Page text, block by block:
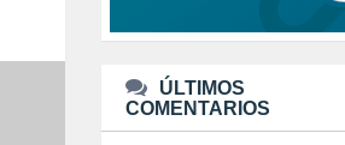
MEMORIA HISTÓRICA (232)
MONARQUÍA (26)
ÚLTIMOS
COMENTARIOS